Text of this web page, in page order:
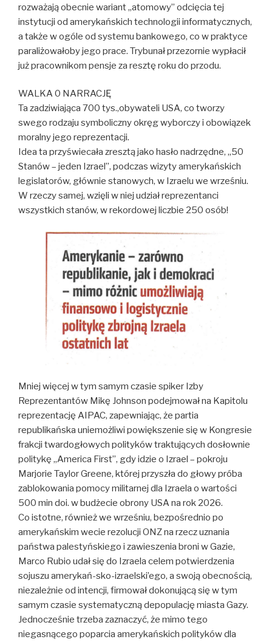
rozważają obecnie wariant „atomowy” odcięcia tej
instytucji od amerykańskich technologii informatycznych,
a także w ogóle od systemu bankowego, co w praktyce
paraliżowałoby jego prace. Trybunał przezornie wypłacił
już pracownikom pensje za resztę roku do przodu.
WALKA 0 NARRACJĘ
Ta zadziwiająca 700 tys.,obywateli USA, co tworzy
swego rodzaju symboliczny okręg wyborczy i obowiązek
moralny jego reprezentacji.
Idea ta przyświecała zresztą jako hasło nadrzędne, „50
Stanów – jeden Izrael”, podczas wizyty amerykańskich
legislatorów, głównie stanowych, w Izraelu we wrześniu.
W rzeczy samej, wzięli w niej udział reprezentanci
wszystkich stanów, w rekordowej liczbie 250 osób!
Mniej więcej w tym samym czasie spiker Izby
Reprezentantów Mikę Johnson podejmował na Kapitolu
reprezentację AIPAC, zapewniając, że partia
republikańska uniemożliwi powiększenie się w Kongresie
frakcji twardogłowych polityków traktujących dosłownie
politykę „America First”, gdy idzie o Izrael – pokroju
Marjorie Taylor Greene, której przyszła do głowy próba
zablokowania pomocy militarnej dla Izraela o wartości
500 min doi. w budżecie obrony USA na rok 2026.
Co istotne, również we wrześniu, bezpośrednio po
amerykańskim wecie rezolucji ONZ na rzecz uznania
państwa palestyńskiego i zawieszenia broni w Gazie,
Marco Rubio udał się do Izraela celem potwierdzenia
sojuszu amerykań-sko-izraelski’ego, a swoją obecnością,
niezależnie od intencji, firmował dokonującą się w tym
samym czasie systematyczną depopulację miasta Gazy.
Jednocześnie trzeba zaznaczyć, że mimo tego
niegasnącego poparcia amerykańskich polityków dla